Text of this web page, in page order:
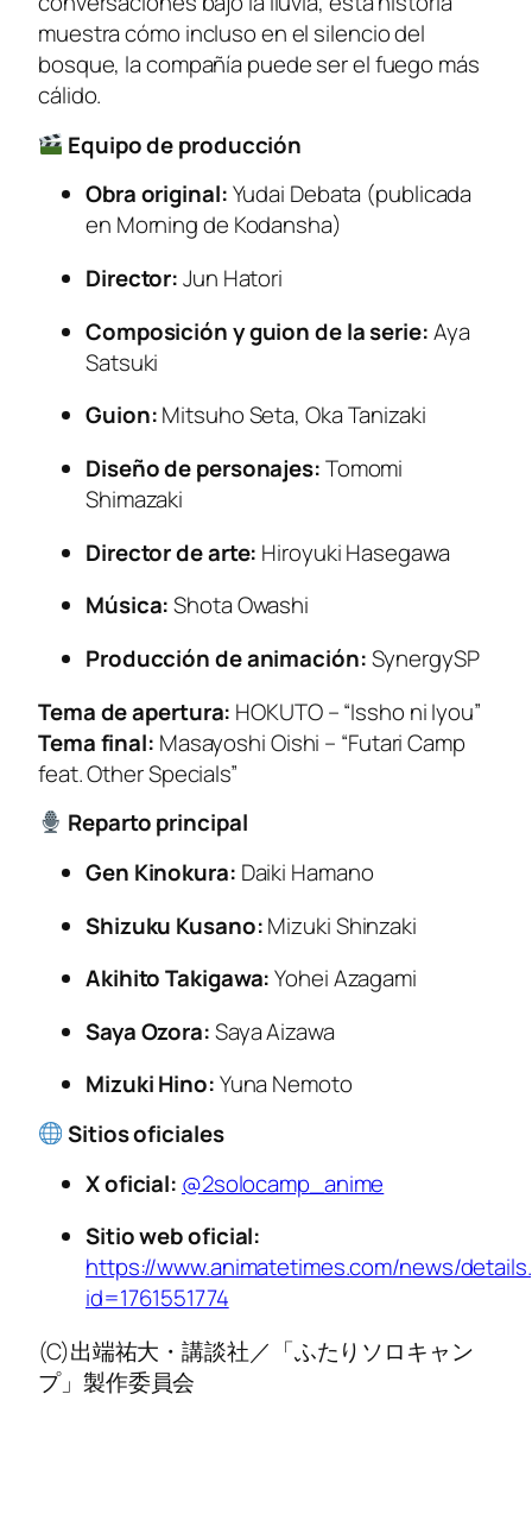
muestra cómo incluso en el silencio del
bosque, la compañía puede ser el fuego más
cálido.
Equipo de producción
Obra original:Yudai Debata (publicada
en Morningde Kodansha)
Director:Jun Hatori
Composición y guion de la serie:Aya
Satsuki
Guion:Mitsuho Seta, Oka Tanizaki
Diseño de personajes:Tomomi
Shimazaki
Director de arte: Hiroyuki Hasegawa
Música:Shota Owashi
Producción de animación:SynergySP
Tema de apertura: HOKUTO –“Issho ni Iyou”
Tema final: Masayoshi Oishi – “Futari Camp
feat. Other Specials”
Reparto principal
Gen Kinokura: Daiki Hamano
Shizuku Kusano:Mizuki Shinzaki
Akihito Takigawa:Yohei Azagami
Saya Ozora:Saya Aizawa
Mizuki Hino:Yuna Nemoto
Sitios oficiales
X oficial: @2solocamp_anime
Sitio web oficial:
https://www.animatetimes.com/news/
id=1761551774
(C)出端祐大・講談社／「ふたりソロキャン
プ」製作委員会